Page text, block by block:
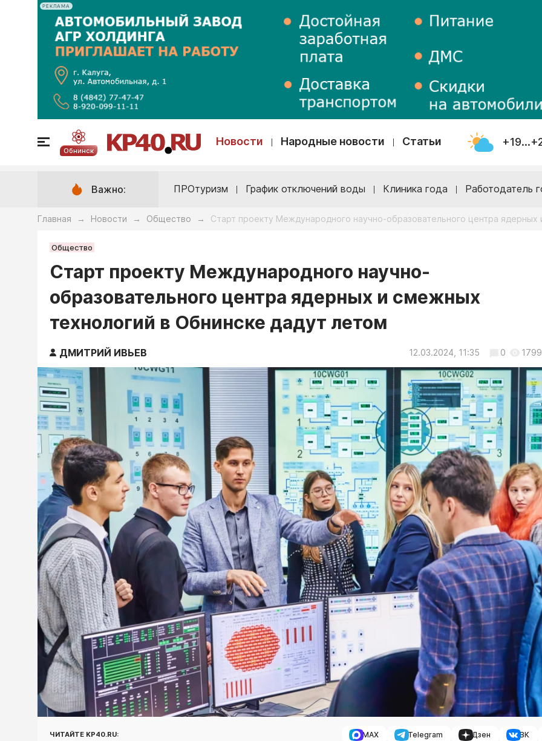
РЕКЛАМА
Обнинск
Новости Народные новости Статьи
Важно: ПРОтуризм График отключений воды Клиника года Работодатель
Главная → Новости → Общество → Старт проекту Международного научно-образовательного центра
Общество
Старт проекту Международного научно-
образовательного центра ядерных и смежных
технологий в Обнинске дадут летом
ДМИТРИЙ ИВЬЕВ 12.03.2024, 11:35 0 1799
ЧИТАЙТЕ KP40.RU: MAX Telegram Дзен ВК